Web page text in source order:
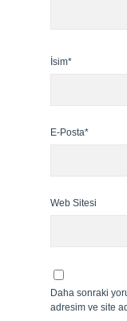
İsim*
E-Posta*
Web Sitesi
Daha sonraki
adresim ve site